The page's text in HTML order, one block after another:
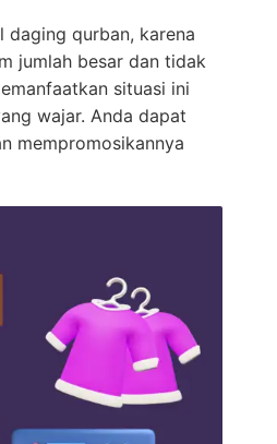
daging qurban, karena
jumlah besar dan tidak
situasi ini
wajar. Anda dapat
mempromosikannya